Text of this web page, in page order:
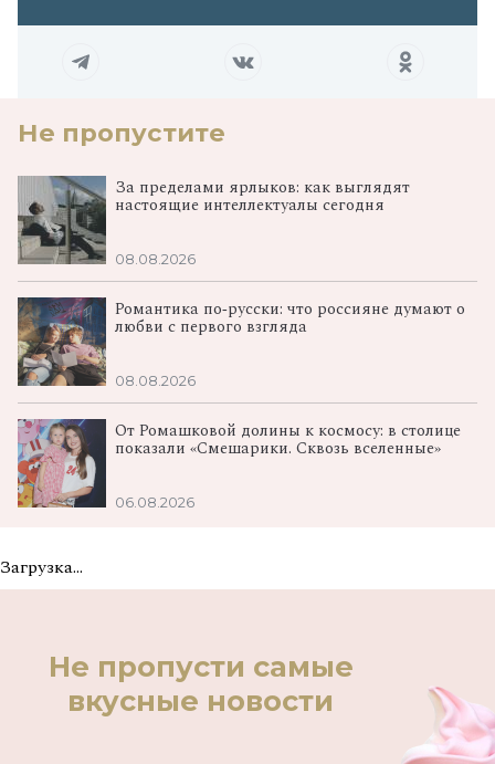
Не пропустите
За пределами ярлыков: как выглядят
настоящие интеллектуалы сегодня
08.08.2026
Романтика по‑русски: что россияне думают о
любви с первого взгляда
08.08.2026
От Ромашковой долины к космосу: в столице
показали «Смешарики. Сквозь вселенные»
06.08.2026
Загрузка...
Не пропусти самые
вкусные новости